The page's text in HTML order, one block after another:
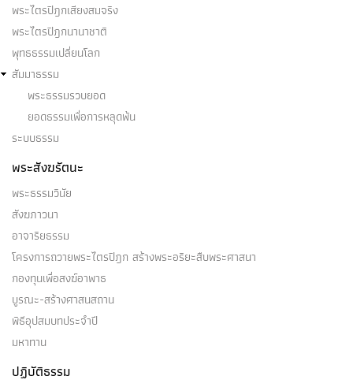
พระไตรปิฎกเสียงสมจริง
พระไตรปิฎกนานาชาติ
พุทธธรรมเปลี่ยนโลก
สัมมาธรรม
พระธรรมรวบยอด
ยอดธรรมเพื่อการหลุดพ้น
ระบบธรรม
พระสังฆรัตนะ
พระธรรมวินัย
สังฆภาวนา
อาจาริยธรรม
โครงการถวายพระไตรปิฎก สร้างพระอริยะสืบพระศาสนา
กองทุนเพื่อสงฆ์อาพาธ
บูรณะ-สร้างศาสนสถาน
พิธีอุปสมบทประจำปี
มหาทาน
ปฏิบัติธรรม